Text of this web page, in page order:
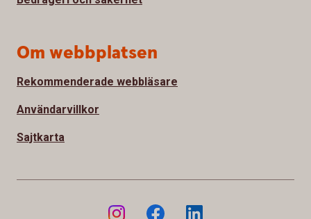
Om webbplatsen
Rekommenderade webbläsare
Användarvillkor
Sajtkarta